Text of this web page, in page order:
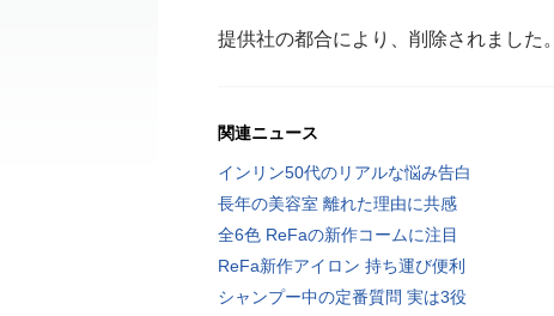
提供社の都合により、削除されました。
関連ニュース
インリン50代のリアルな悩み告白
長年の美容室 離れた理由に共感
全6色 ReFaの新作コームに注目
ReFa新作アイロン 持ち運び便利
シャンプー中の定番質問 実は3役